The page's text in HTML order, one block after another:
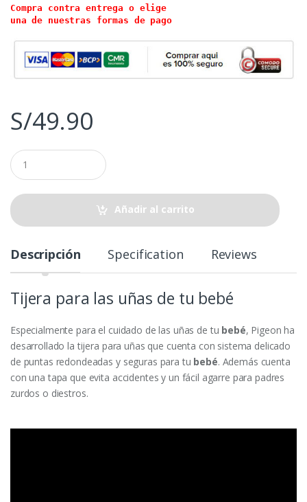
Compra contra entrega o elige
una de nuestras formas de pago
S/49.90
Q
u
a
t
i
Añadir al carrito
Descripción Specification Reviews
Tijera para las uñas de tu bebé
Especialmente para el cuidado de las uñas de tu bebé, Pigeon ha
desarrollado la tijera para uñas que cuenta con sistema delicado
de puntas redondeadas y seguras para tu bebé. Además cuenta
con una tapa que evita accidentes y un fácil agarre para padres
zurdos o diestros.